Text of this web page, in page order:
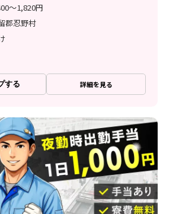
～1,820円
郡忍野村
する 詳細を見る